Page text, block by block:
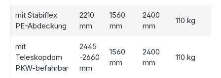
Erweitern Sie Ihre Zisterne um einen Gartenfilter
Entnahmevorrichtung, um die Wasserqualität zu optimieren
und die Nutzung noch bequemer zu machen. Für eine
umfassende Lösung empfehlen wir die
Komplettanlage Smart 3.300 Liter
. Diese enthält eine
Wasserpumpe und weitere praktische Komponenten für
mit Stabiflex
PE-Abdeckung
2210
mm
1560
mm
2400
mm
110 kg
mit
Teleskopdom
PKW-befahrbar
2445
-2660
mm
1560
mm
2400
mm
110 kg